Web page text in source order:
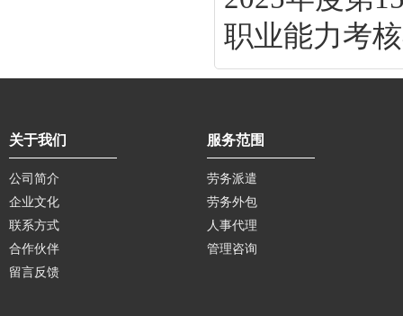
职业能力考
关于我们
公司简介
企业文化
联系方式
合作伙伴
留言反馈
服务范围
劳务派遣
劳务外包
人事代理
管理咨询